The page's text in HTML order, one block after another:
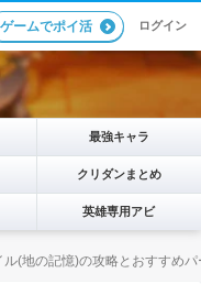
ゲームでポイ活 ログイン
最強キャラ
クリダンまとめ
英雄専用アビ
ル(地の記憶)の攻略とおすすめパ